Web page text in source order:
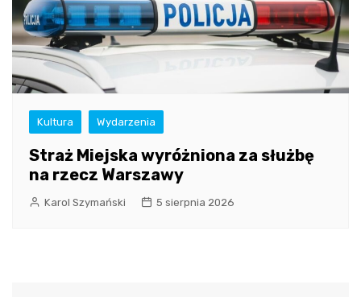
Kultura Wydarzenia
Straż Miejska wyróżniona za służbę
na rzecz Warszawy
Karol Szymański 5 sierpnia 2026